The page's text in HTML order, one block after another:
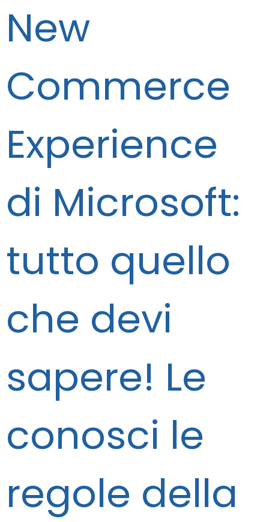
New
Commerce
Experience
di Microsoft:
tutto quello
che devi
sapere! Le
conosci le
regole della